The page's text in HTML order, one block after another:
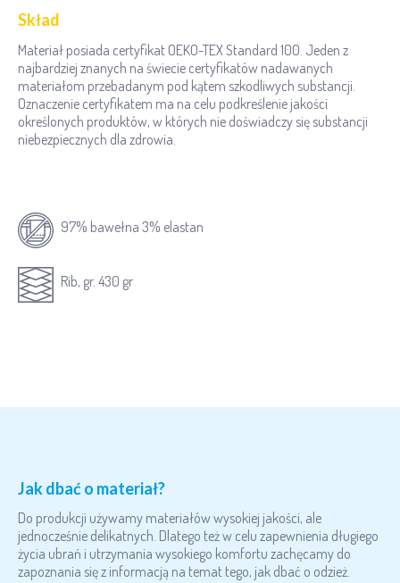
Skład
Materiał posiada certyfikat OEKO-TEX Standard 100. Jeden z
najbardziej znanych na świecie certyfikatów nadawanych
materiałom przebadanym pod kątem szkodliwych substancji.
Oznaczenie certyfikatem ma na celu podkreślenie jakości
określonych produktów, w których nie doświadczy się substancji
niebezpiecznych dla zdrowia.
97% bawełna 3% elastan
Rib, gr. 430 gr
Jak dbać o materiał?
Do produkcji używamy materiałów wysokiej jakości, ale
jednocześnie delikatnych. Dlatego też w celu zapewnienia długiego
życia ubrań i utrzymania wysokiego komfortu zachęcamy do
zapoznania się z informacją na temat tego, jak dbać o odzież.